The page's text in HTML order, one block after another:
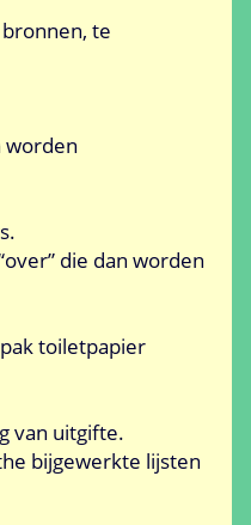
te
worden
die dan worden
toiletpapier
van uitgifte.
bijgewerkte lijsten